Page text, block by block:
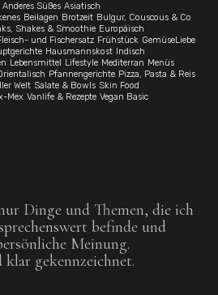
Anderes Süßes Asiatisch
Beilagen Brotzeit Bulgur, Couscous & Co
Shakes & Smoothie Europäisch
und Fischersatz Frühstück GemüseLiebe
Hausmannskost Indisch
Lebensmittel Lifestyle Mediterran Menüs
Pfannengerichte Pizza, Pasta & Reis
Welt Salate & Bowls Skin Food
Mex Vanlife & Rezepte Vegan Basic
Dinge und Themen, die ich
befinde und
Meinung.
gekennzeichnet.